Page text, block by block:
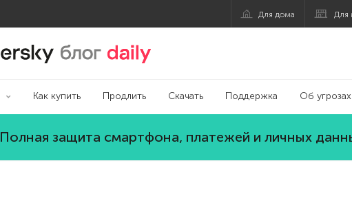
Для дома Для
Блог Касперского
Как купить Продлить Скачать Поддержка Об угрозах
Полная защита смартфона, платежей и личных